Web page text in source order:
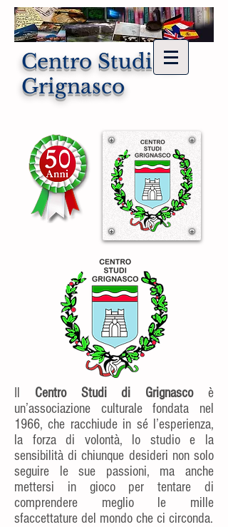
Centro Studi di
Grignasco
Centro Studi di Grignascoè
un’associazione culturale fondata nel
1966, che racchiude in sé l’esperienza,
la forza di volontà, lo studio e la
sensibilità di chiunque desideri non solo
seguire le sue passioni, ma anche
mettersi in gioco per tentare di
comprendere meglio le mille
sfaccettature del mondo che ci circonda.